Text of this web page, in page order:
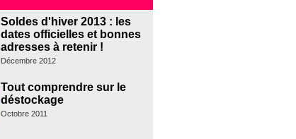
Soldes d'hiver 2013 : les
dates officielles et bonnes
adresses à retenir !
Décembre 2012
Tout comprendre sur le
déstockage
Octobre 2011